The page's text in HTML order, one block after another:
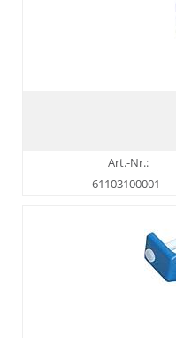
Art.-Nr.:
61103100001